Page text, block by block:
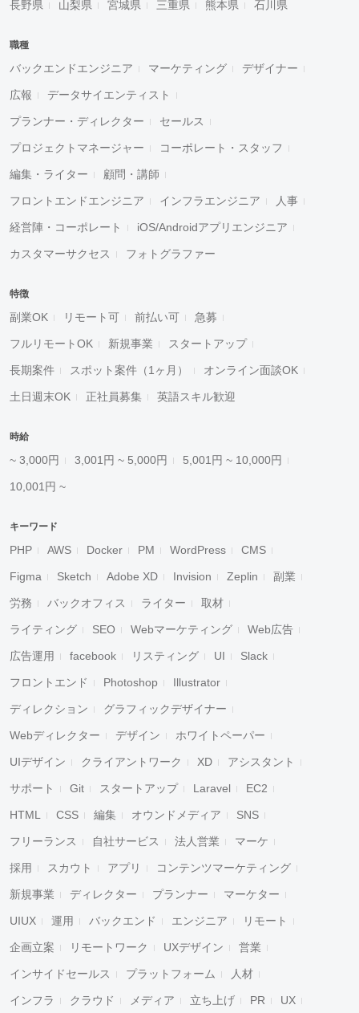
長野県 山梨県 宮城県 三重県 熊本県 石川県
職種
バックエンドエンジニア マーケティング デザイナー
広報 データサイエンティスト
プランナー・ディレクター セールス
プロジェクトマネージャー コーポレート・スタッフ
編集・ライター 顧問・講師
フロントエンドエンジニア インフラエンジニア 人事
経営陣・コーポレート iOS/Androidアプリエンジニア
カスタマーサクセス フォトグラファー
特徴
副業OK リモート可 前払い可 急募
フルリモートOK 新規事業 スタートアップ
長期案件 スポット案件（1ヶ月） オンライン面談OK
土日週末OK 正社員募集 英語スキル歓迎
時給
~ 3,000円 3,001円 ~ 5,000円 5,001円 ~ 10,000円
10,001円 ~
キーワード
PHP AWS Docker PM WordPress CMS
Figma Sketch Adobe XD Invision Zeplin 副業
労務 バックオフィス ライター 取材
ライティング SEO Webマーケティング Web広告
広告運用 facebook リスティング UI Slack
フロントエンド Photoshop Illustrator
ディレクション グラフィックデザイナー
Webディレクター デザイン ホワイトペーパー
UIデザイン クライアントワーク XD アシスタント
サポート Git スタートアップ Laravel EC2
HTML CSS 編集 オウンドメディア SNS
フリーランス 自社サービス 法人営業 マーケ
採用 スカウト アプリ コンテンツマーケティング
新規事業 ディレクター プランナー マーケター
UIUX 運用 バックエンド エンジニア リモート
企画立案 リモートワーク UXデザイン 営業
インサイドセールス プラットフォーム 人材
インフラ クラウド メディア 立ち上げ PR UX